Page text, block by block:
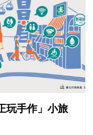
玩手作」小旅